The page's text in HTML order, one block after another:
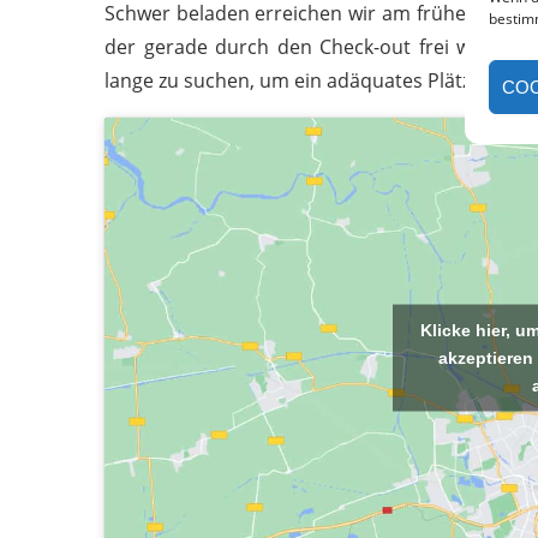
Schwer beladen erreichen wir am frühen
der gerade durch den Check-out frei
lange zu suchen, um ein adäquates Plätzchen
Klicke hier,